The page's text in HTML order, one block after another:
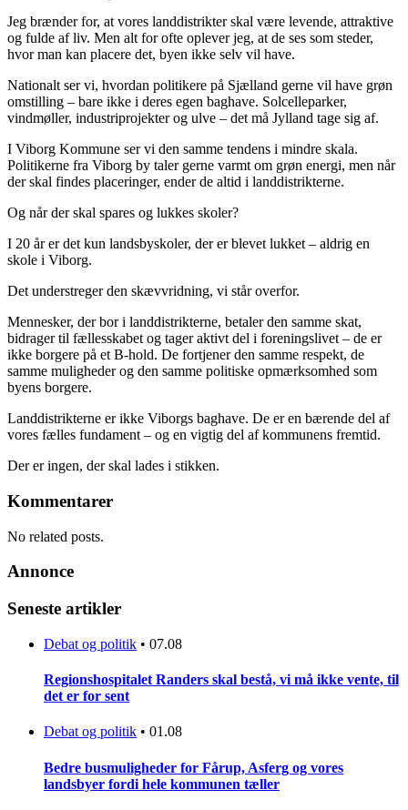
Jeg brænder for, at vores landdistrikter skal være levende, attraktive
og fulde af liv. Men alt for ofte oplever jeg, at de ses som steder,
hvor man kan placere det, byen ikke selv vil have.
Nationalt ser vi, hvordan politikere på Sjælland gerne vil have grøn
omstilling – bare ikke i deres egen baghave. Solcelleparker,
vindmøller, industriprojekter og ulve – det må Jylland tage sig af.
I Viborg Kommune ser vi den samme tendens i mindre skala.
Politikerne fra Viborg by taler gerne varmt om grøn energi, men når
der skal findes placeringer, ender de altid i landdistrikterne.
Og når der skal spares og lukkes skoler?
I 20 år er det kun landsbyskoler, der er blevet lukket – aldrig en
skole i Viborg.
Det understreger den skævvridning, vi står overfor.
Mennesker, der bor i landdistrikterne, betaler den samme skat,
bidrager til fællesskabet og tager aktivt del i foreningslivet – de er
ikke borgere på et B-hold. De fortjener den samme respekt, de
samme muligheder og den samme politiske opmærksomhed som
byens borgere.
Landdistrikterne er ikke Viborgs baghave. De er en bærende del af
vores fælles fundament – og en vigtig del af kommunens fremtid.
Der er ingen, der skal lades i stikken.
Kommentarer
No related posts.
Annonce
Seneste artikler
Debat og politik • 07.08
Regionshospitalet Randers skal bestå, vi må ikke vente, til
det er for sent
Debat og politik • 01.08
Bedre busmuligheder for Fårup, Asferg og vores
landsbyer fordi hele kommunen tæller